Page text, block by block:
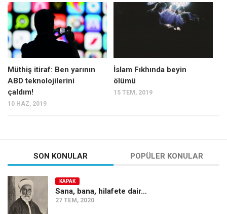
Mehmet Ali Tekin
Abir E. Nahas
Amina S. Jenenkovic
Bağdagül Öz
Esra Elönü
» Yazar arşivi
Kategoriler
Kitap
Karisi kitap sualleri
Müthiş itiraf: Ben yarının
ABD teknolojilerini
çaldım!
10 HAZ, 2019
İslam Fıkhında beyin
ölümü
15 TEM, 2019
SON KONULAR POPÜLER KONULAR
KAPAK
Sana, bana, hilafete dair…
27 TEM, 2020